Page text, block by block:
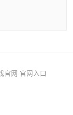
官网 官网入口